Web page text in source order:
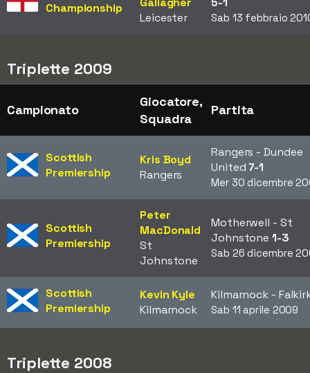
Championship
Leicester
Sab 13 febbraio
Triplette 2009
Campionato
Giocatore,
Squadra
Partita
Scottish
Premiership
Kris Boyd
Rangers
Rangers - Dundee
United7-1
Mer 30 dicembre
Scottish
Premiership
Peter
MacDonald
St
Johnstone
Motherwell - St
Johnstone1-3
Sab 26 dicembre
Scottish
Premiership
Kevin Kyle
Kilmarnock
Kilmarnock -
Sab 11 aprile 2009
Triplette 2008